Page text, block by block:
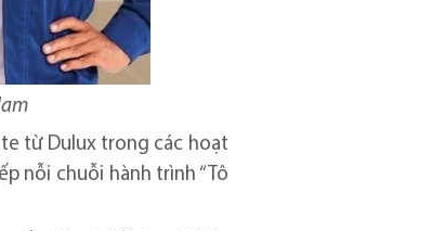
từ Dulux trong các hoạt
nỗi chuỗi hành trình “Tô